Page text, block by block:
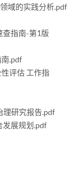
域的实践分析.pdf
查指南-第1版
.pdf
评估 工作指
理研究报告.pdf
发展规划.pdf